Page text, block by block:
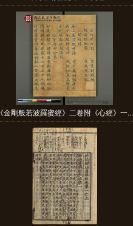
《金剛般若波羅蜜經》二卷附《心經》一...